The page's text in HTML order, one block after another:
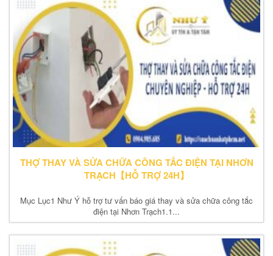
THỢ THAY VÀ SỬA CHỮA CÔNG TẮC ĐIỆN TẠI NHƠN
TRẠCH【HỖ TRỢ 24H】
Mục Lục1 Như Ý hỗ trợ tư vấn báo giá thay và sửa chữa công tắc
điện tại Nhơn Trạch1.1...